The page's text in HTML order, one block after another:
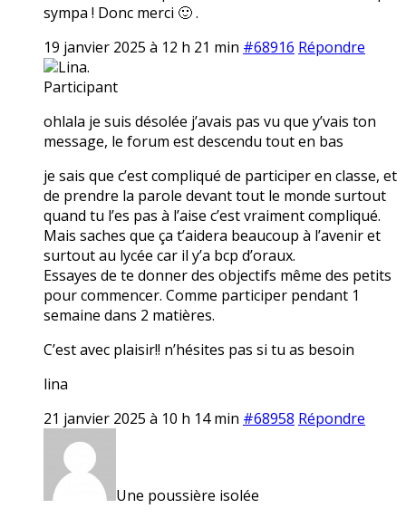
sympa ! Donc merci 🙂 .
19 janvier 2025 à 12 h 21 min #68916 Répondre
Lina.
Participant
ohlala je suis désolée j’avais pas vu que y’vais ton
message, le forum est descendu tout en bas
je sais que c’est compliqué de participer en classe, et
de prendre la parole devant tout le monde surtout
quand tu l’es pas à l’aise c’est vraiment compliqué.
Mais saches que ça t’aidera beaucoup à l’avenir et
surtout au lycée car il y’a bcp d’oraux.
Essayes de te donner des objectifs même des petits
pour commencer. Comme participer pendant 1
semaine dans 2 matières.
C’est avec plaisir!! n’hésites pas si tu as besoin
lina
21 janvier 2025 à 10 h 14 min #68958 Répondre
Une poussière isolée